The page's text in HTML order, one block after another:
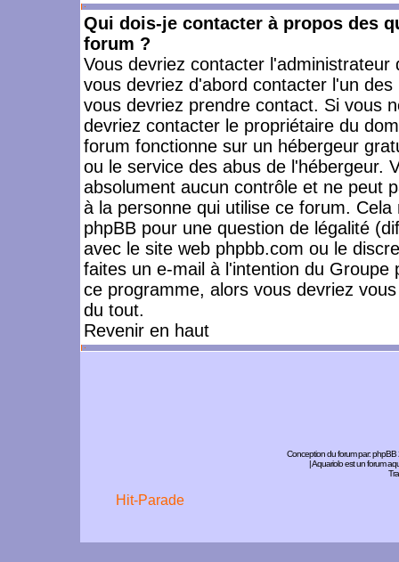
Qui dois-je contacter à propos des
forum ?
Vous devriez contacter
vous devriez d'abord contacter l'un
vous devriez prendre contact. Si vous
devriez contacter le propriétaire du
forum fonctionne sur un hébergeur
ou le service des abus de l'hébergeur.
absolument aucun contrôle et ne peut
à la personne qui utilise ce forum.
phpBB pour une question de légalité
avec le site web phpbb.com ou le
faites un e-mail à l'intention du
ce programme, alors vous devriez
du tout.
Revenir en haut
Conception du forum par:phpBB
| Aquariolo est un forum